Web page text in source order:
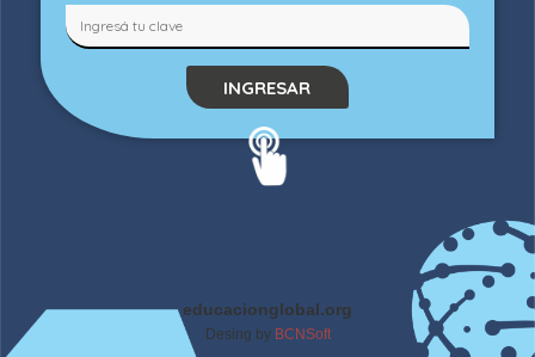
INGRESAR
educacionglobal.org
Desing by BCNSoft